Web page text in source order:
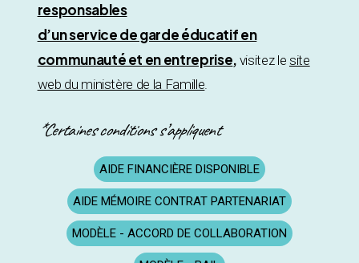
responsables
d’un service de garde éducatif en
communauté et en entreprise, visitez le site
web du ministère de la Famille.
*Certaines conditions s’appliquent
AIDE FINANCIÈRE DISPONIBLE
AIDE MÉMOIRE CONTRAT PARTENARIAT
MODÈLE - ACCORD DE COLLABORATION